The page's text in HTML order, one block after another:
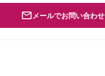
メールでお問い合わせ